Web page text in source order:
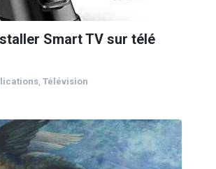
Smart TV sur télé
Télévision